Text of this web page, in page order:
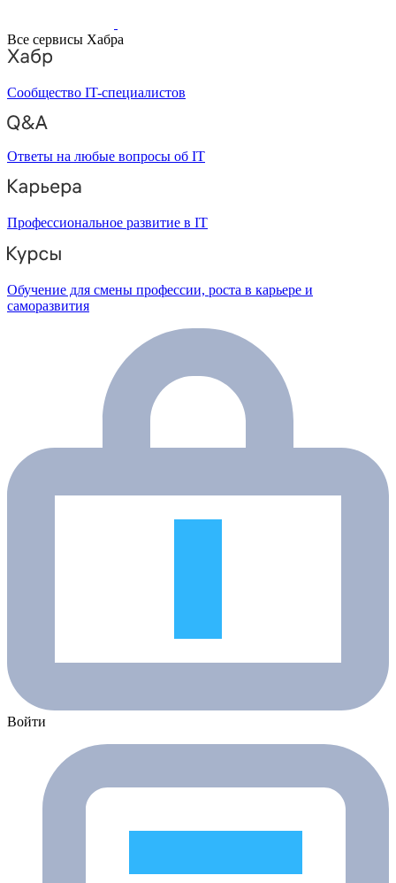
Все сервисы Хабра
Сообщество IT-специалистов
Ответы на любые вопросы об IT
Профессиональное развитие в IT
Обучение для смены профессии, роста в карьере и
саморазвития
Войти